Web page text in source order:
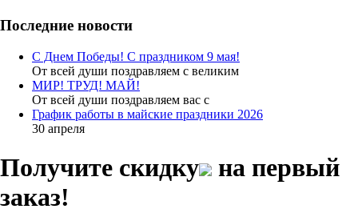
Последние новости
С Днем Победы! С праздником 9 мая!
От всей души поздравляем с великим
МИР! ТРУД! МАЙ!
От всей души поздравляем вас с
График работы в майские праздники 2026
30 апреля
Получите скидку
на первый
заказ!